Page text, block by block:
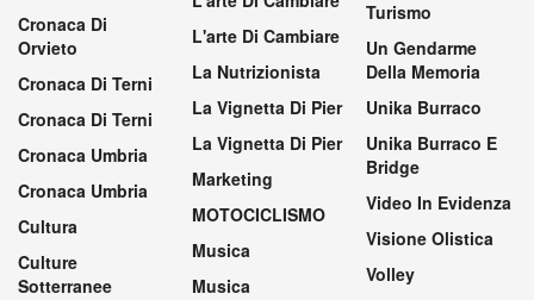
Cronaca Di
Orvieto
Cronaca Di Terni
Cronaca Di Terni
Cronaca Umbria
Cronaca Umbria
Cultura
Culture
Sotterranee
L'arte Di Cambiare
La Nutrizionista
La Vignetta Di Pier
La Vignetta Di Pier
Marketing
MOTOCICLISMO
Musica
Musica
Turismo
Un Gendarme
Della Memoria
Unika Burraco
Unika Burraco E
Bridge
Video In Evidenza
Visione Olistica
Volley